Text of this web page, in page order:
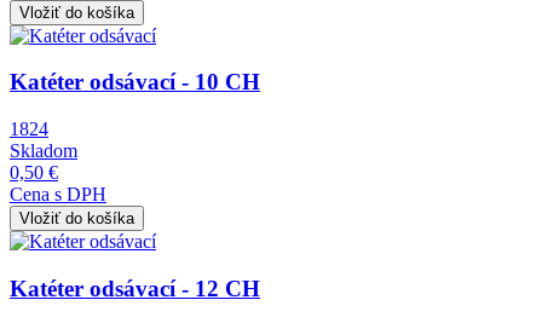
Obrázok
Katéter odsávací - 10 CH
1824
Skladom
0,50 €
Cena s DPH
Obrázok
Katéter odsávací - 12 CH